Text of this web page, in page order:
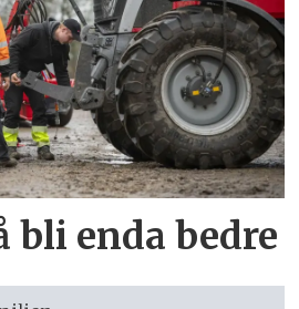
bli enda bedre